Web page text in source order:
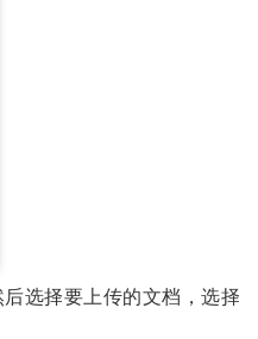
后选择要上传的文档，选择